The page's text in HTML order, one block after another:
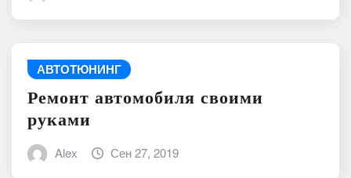
АВТОТЮНИНГ
Ремонт автомобиля своими
руками
Alex Сен 27, 2019